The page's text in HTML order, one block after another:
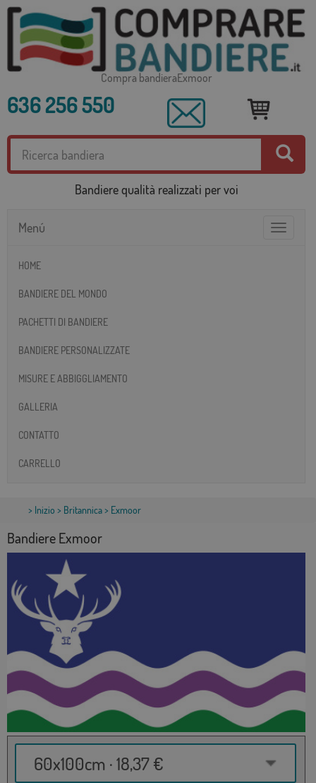
Compra bandieraExmoor
636 256 550
Bandiere qualità realizzati per voi
Toggle
Menú
HOME
BANDIERE DEL MONDO
PACHETTI DI BANDIERE
BANDIERE PERSONALIZZATE
MISURE E ABBIGGLIAMENTO
GALLERIA
CONTATTO
CARRELLO
> Inizio > Britannica> Exmoor
Bandiere Exmoor
60x100cm · 18,37 €